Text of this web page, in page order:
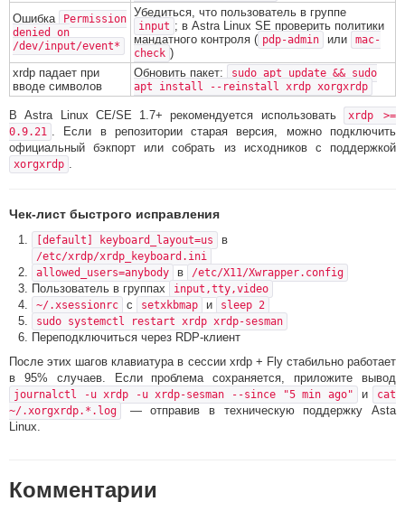
Ошибка
Permission
denied on
/dev/input/event*
Убедиться, что пользователь в группе
input ; в Astra Linux SE проверить политики
мандатного контроля ( pdp-admin или
mac-
check )
xrdp падает при
вводе символов
Обновить пакет:
sudo apt update && sudo
apt install --reinstall xrdp xorgxrdp
В Astra Linux CE/SE 1.7+ рекомендуется использовать
xrdp >=
0.9.21 . Если в репозитории старая версия, можно подключить
официальный бэкпорт или собрать из исходников с поддержкой
xorgxrdp .
Чек-лист быстрого исправления
[default] keyboard_layout=us в
/etc/xrdp/xrdp_keyboard.ini
allowed_users=anybody
в /etc/X11/Xwrapper.config
Пользователь в группах
input,tty,video
~/.xsessionrc
с setxkbmap и
sleep 2
sudo systemctl restart xrdp xrdp-sesman
Переподключиться через RDP-клиент
После этих шагов клавиатура в сессии xrdp + Fly стабильно работает
в 95% случаев. Если проблема сохраняется, приложите вывод
journalctl -u xrdp -u xrdp-sesman --since "5 min ago" и
cat
~/.xorgxrdp.*.log
— отправив в техническую поддержку Asta
Linux.
Комментарии